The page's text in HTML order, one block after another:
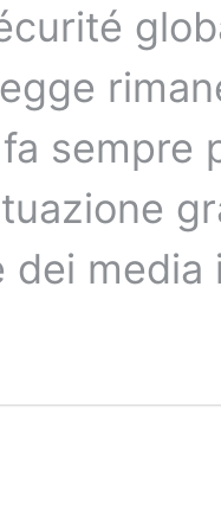
sempre
dei media